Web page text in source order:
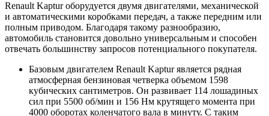
Renault Kaptur оборудуется двумя двигателями, механической
и автоматическими коробками передач, а также передним или
полным приводом. Благодаря такому разнообразию,
автомобиль становится довольно универсальным и способен
отвечать большинству запросов потенциального покупателя.
Базовым двигателем Renault Kaptur является рядная
атмосферная бензиновая четверка объемом 1598
кубических сантиметров. Он развивает 114 лошадиных
сил при 5500 об/мин и 156 Нм крутящего момента при
4000 оборотах коленчатого вала в минуту. С таким